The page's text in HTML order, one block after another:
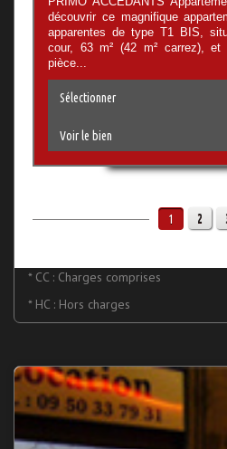
découvrir ce magnifique
apparentes de type T1 BIS,
cour, 63 m² (42 m² carrez),
pièce...
Sélectionner
Voir le bien
1 2
* CC : Charges comprises
* HC : Hors charges